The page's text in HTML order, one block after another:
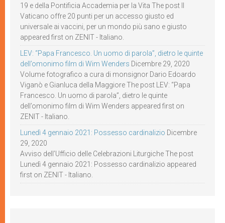
19 e della Pontificia Accademia per la Vita The post Il
Vaticano offre 20 punti per un accesso giusto ed
universale ai vaccini, per un mondo più sano e giusto
appeared first on ZENIT - Italiano.
LEV: “Papa Francesco. Un uomo di parola”, dietro le quinte
dell’omonimo film di Wim Wenders Dicembre 29, 2020
Volume fotografico a cura di monsignor Dario Edoardo
Viganò e Gianluca della Maggiore The post LEV: “Papa
Francesco. Un uomo di parola”, dietro le quinte
dell’omonimo film di Wim Wenders appeared first on
ZENIT - Italiano.
Lunedì 4 gennaio 2021: Possesso cardinalizio Dicembre
29, 2020
Avviso dell’Ufficio delle Celebrazioni Liturgiche The post
Lunedì 4 gennaio 2021: Possesso cardinalizio appeared
first on ZENIT - Italiano.